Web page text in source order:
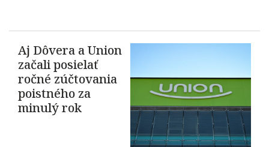
Aj Dôvera a Union
začali posielať
ročné zúčtovania
poistného za
minulý rok